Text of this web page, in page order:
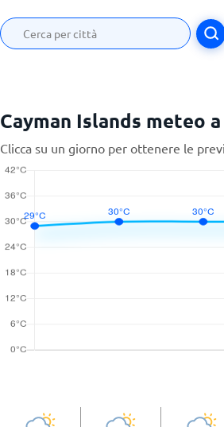
Cayman Islands meteo
Clicca su un giorno per ottenere le